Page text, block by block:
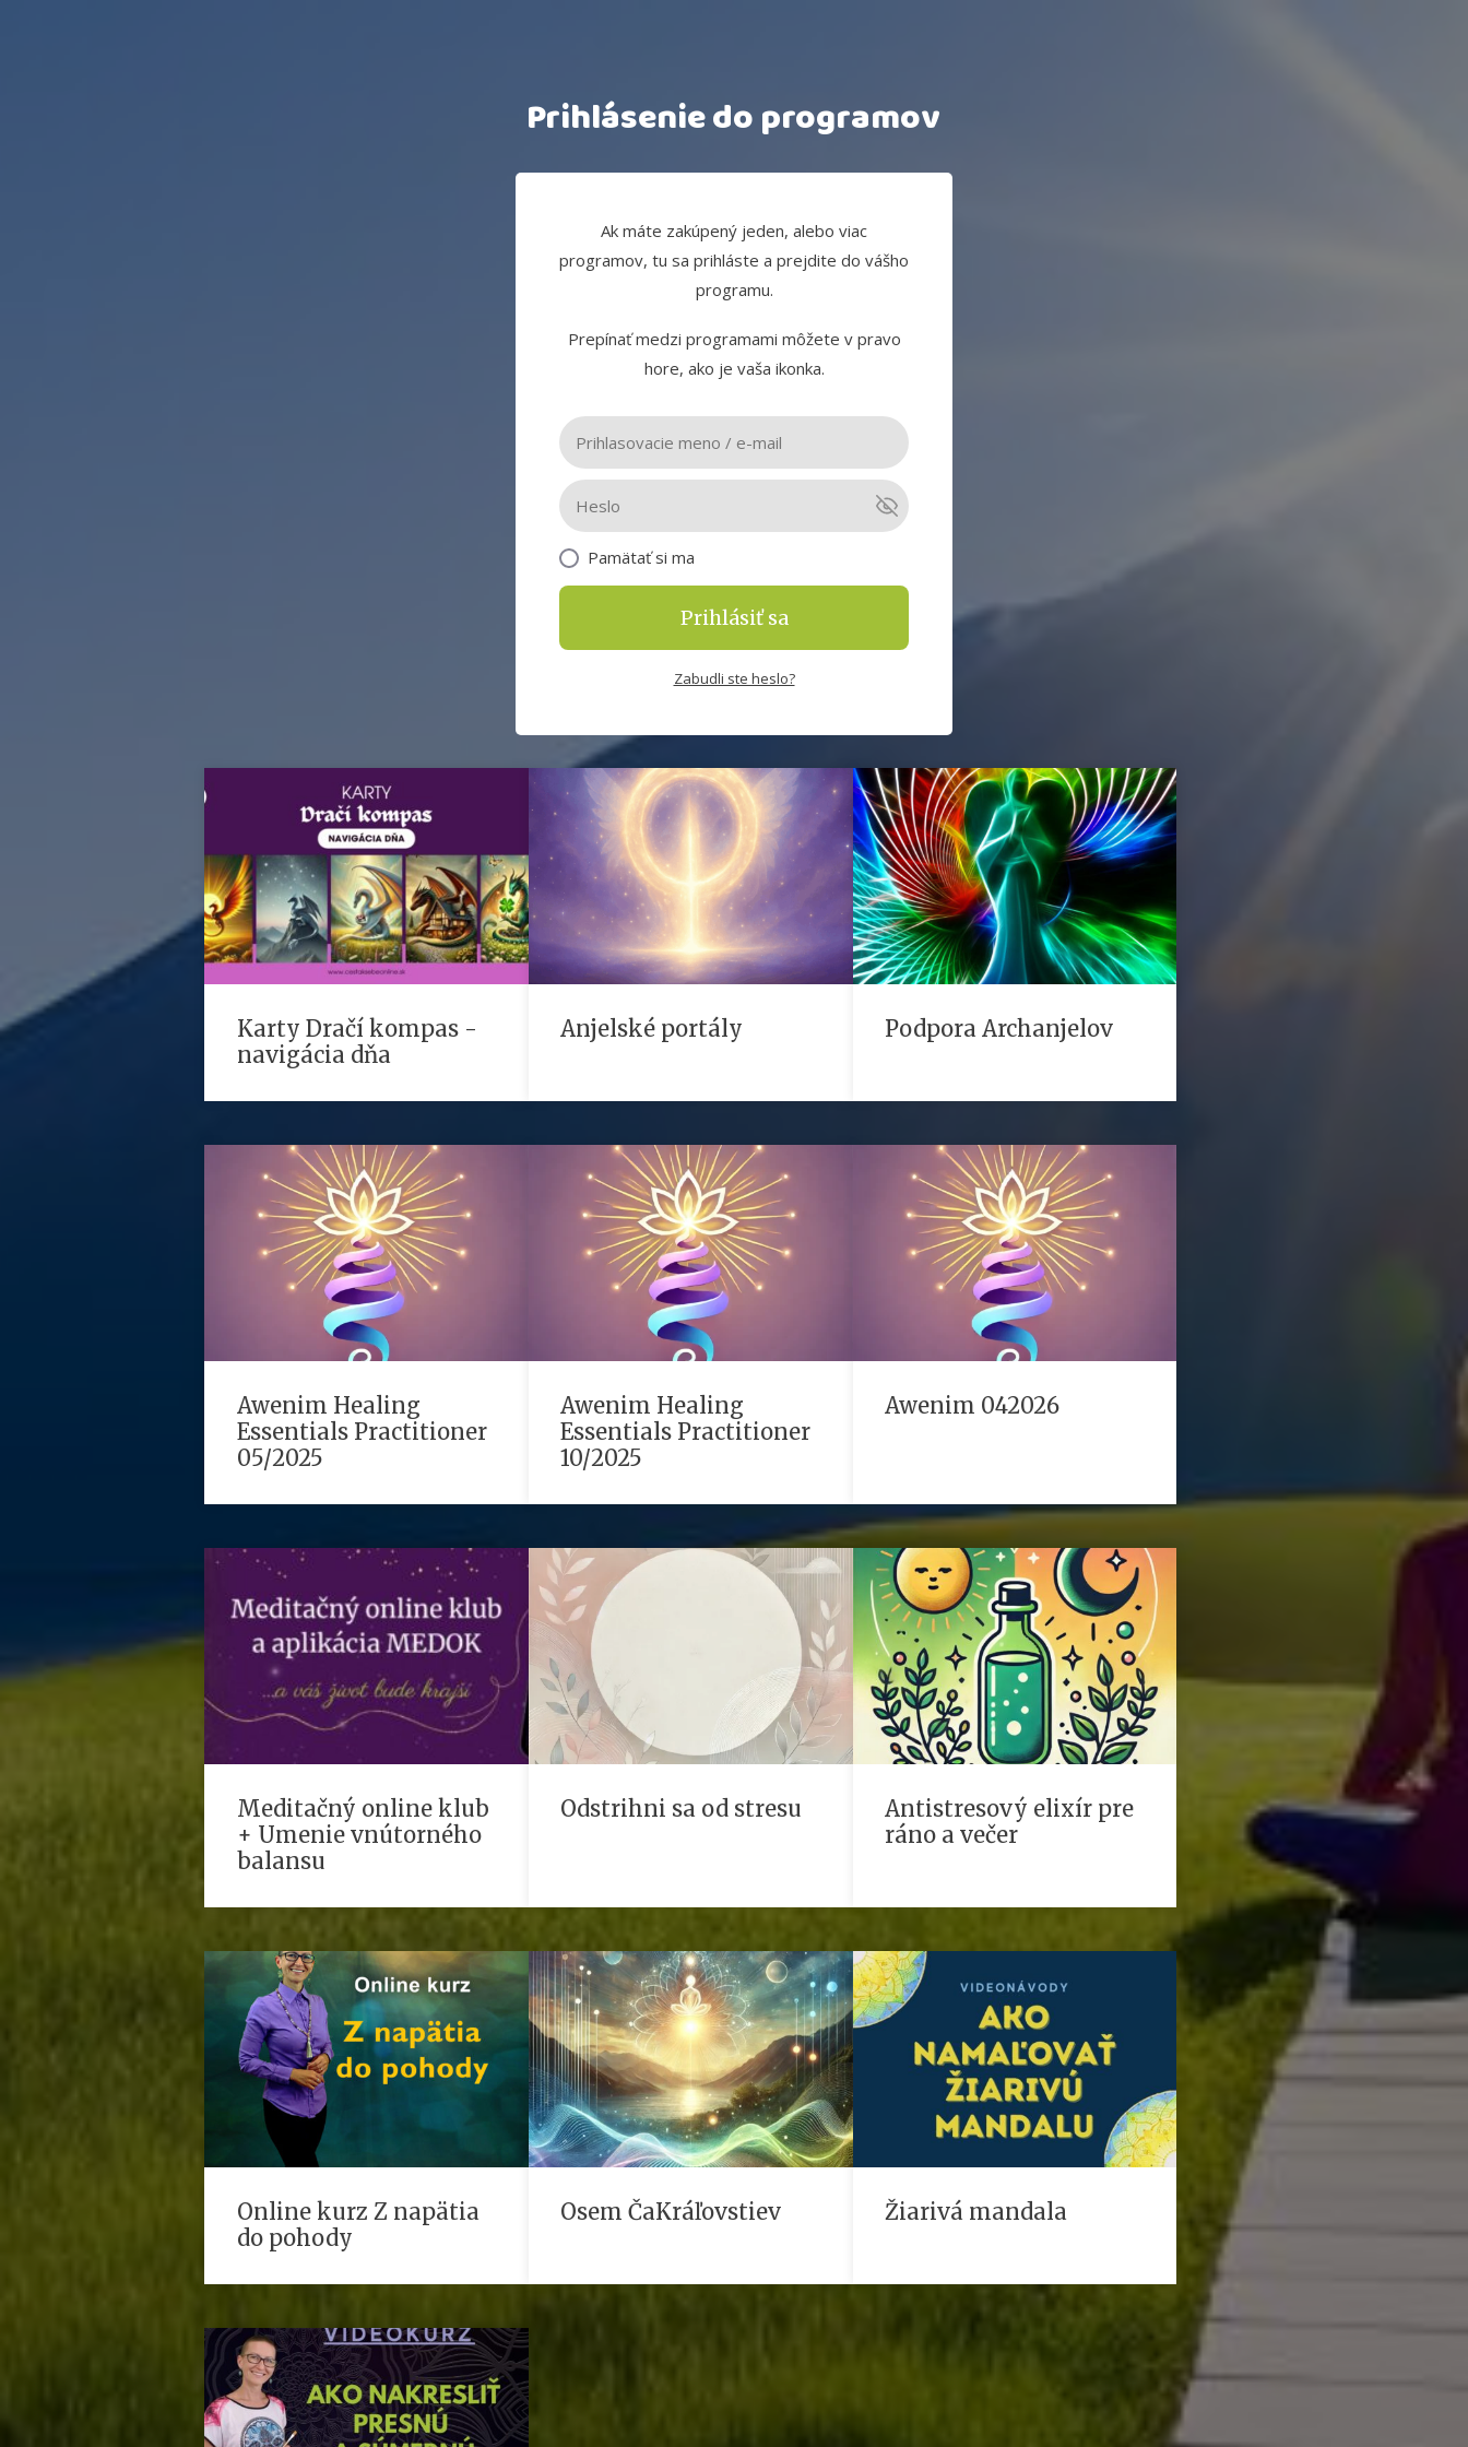
Prihlásenie do programov
Ak máte zakúpený jeden, alebo viac
programov, tu sa prihláste a prejdite do vášho
programu.
Prepínať medzi programami môžete v pravo
hore, ako je vaša ikonka.
Pamätať si ma
Prihlásiť sa
Zabudli ste heslo?
Karty Dračí kompas -
navigácia dňa
Anjelské portály Podpora Archanjelov
Awenim Healing
Essentials Practitioner
05/2025
Awenim Healing
Essentials Practitioner
10/2025
Awenim 042026
Meditačný online klub
+ Umenie vnútorného
balansu
Odstrihni sa od stresu
Antistresový elixír pre
ráno a večer
Online kurz Z napätia
do pohody
Osem ČaKráľovstiev Žiarivá mandala